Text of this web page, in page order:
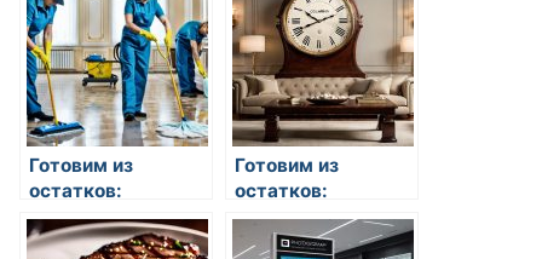
Готовим из
остатков:
кулинарные идеи
Готовим из
остатков:
кулинарные идеи